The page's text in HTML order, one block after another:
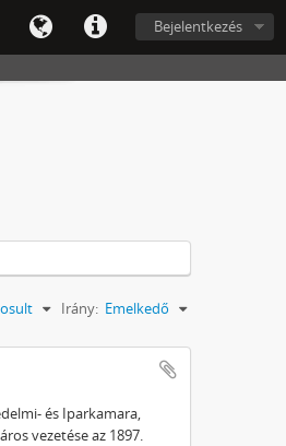
Bejelentkezés
Irány: Emelkedő
és Iparkamara,
vezetése az 1897.